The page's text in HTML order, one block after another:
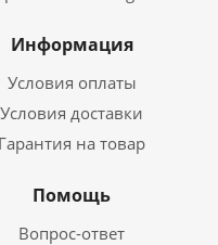
Информация
Условия оплаты
Условия доставки
Гарантия на товар
Помощь
Вопрос-ответ